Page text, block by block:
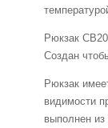
Рюкзак CB20
Создан
Рюкзак
видимости
выполнен из